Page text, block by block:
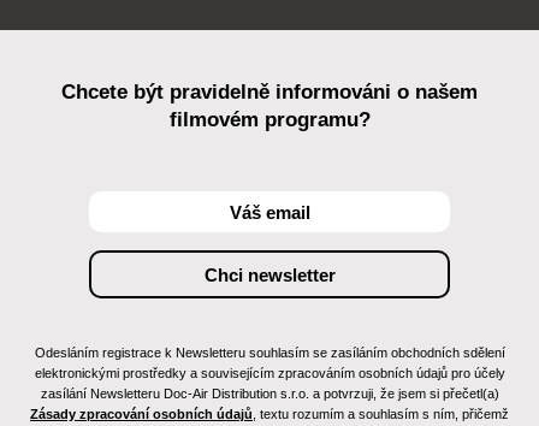
Chcete být pravidelně informováni o našem
filmovém programu?
Odesláním registrace k Newsletteru souhlasím se zasíláním obchodních sdělení
elektronickými prostředky a souvisejícím zpracováním osobních údajů pro účely
zasílání Newsletteru Doc-Air Distribution s.r.o. a potvrzuji, že jsem si přečetl(a)
Zásady zpracování osobních údajů , textu rozumím a souhlasím s ním, přičemž